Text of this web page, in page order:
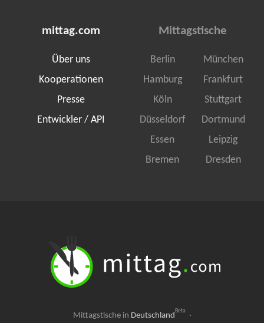
mittag.com
Über uns
Kooperationen
Presse
Entwickler / API
Mittagstische
Berlin
München
Hamburg
Frankfurt
Köln
Stuttgart
Düsseldorf
Dortmund
Essen
Leipzig
Bremen
Dresden
Mittagstische in Deutschland Beta ·